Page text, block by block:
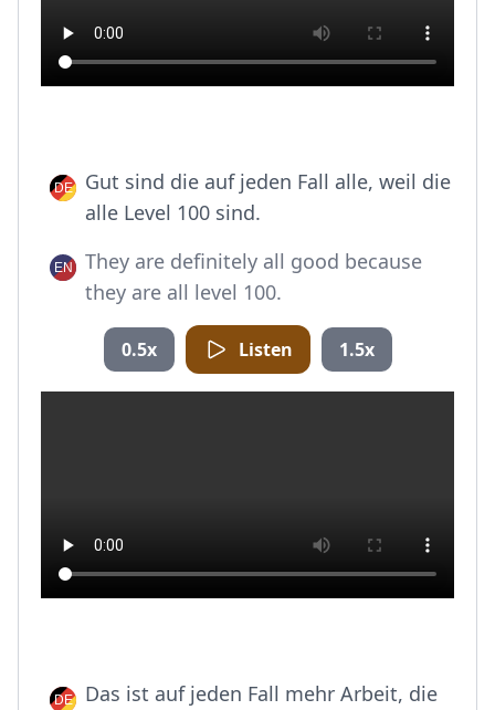
Gut sind die auf jeden Fall alle, weil die
alle Level 100 sind.
They are definitely all good because
they are all level 100.
0.5x Listen 1.5x
Das ist auf jeden Fall mehr Arbeit, die